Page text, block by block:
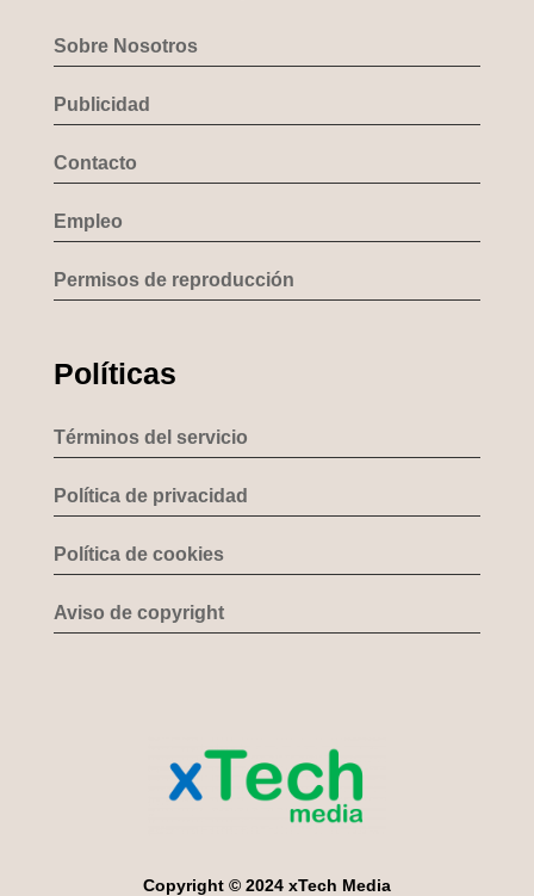
Sobre Nosotros
Publicidad
Contacto
Empleo
Permisos de reproducción
Políticas
Términos del servicio
Política de privacidad
Política de cookies
Aviso de copyright
Copyright © 2024 xTech Media